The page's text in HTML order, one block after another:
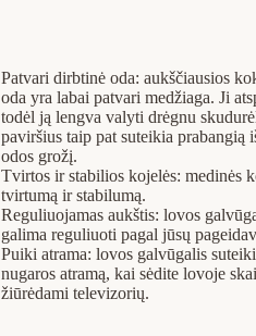
Patvari dirbtinė oda: aukščiausios
oda yra labai patvari medžiaga. Ji
todėl ją lengva valyti drėgnu
paviršius taip pat suteikia prabangią
odos grožį.
Tvirtos ir stabilios kojelės: medinės
tvirtumą ir stabilumą.
Reguliuojamas aukštis: lovos
galima reguliuoti pagal jūsų
Puiki atrama: lovos galvūgalis
nugaros atramą, kai sėdite lovoje
žiūrėdami televizorių.